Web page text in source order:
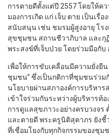
การตายดีตั้งแต่ปี 2557 โดยให้
มองการเกิด แก่ เจ็บ ตาย เป็นเ
สนับสนุน เช่น ชมรมผู้สูงอายุ โร
สุขชุมชน สถานชีวาภิบาล และกุ
พระสงฆ์ที่เจ็บป่วย โดยร่วมมือกับ
เพื่อให้การขับเคลื่อนมีความยั่งยื
ชุมชน” ซึ่งเป็นกติกาที่ชุมชนร่ว
นโยบายผ่านสภาองค์การบริหาร
เข้าใจร่วมกันระหว่างผู้บริหารท้
การดูแลสุขภาวะอย่างครบวงจร
และตายดี พระครูนิติสุตาภร ยัง
ที่เชื่อมโยงกับทุกกิจกรรมของชุม